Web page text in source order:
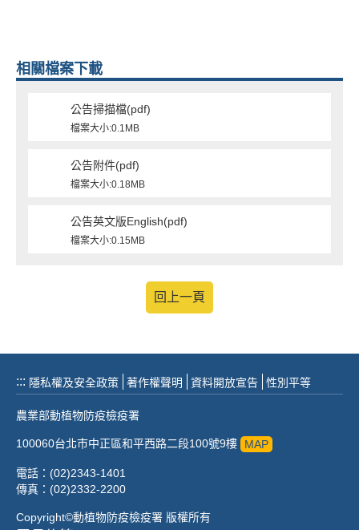
相關檔案下載
公告掃描檔(pdf)
檔案大小:0.1MB
公告附件(pdf)
檔案大小:0.18MB
公告英文版English(pdf)
檔案大小:0.15MB
回上一頁
::: 隱私權及安全政策 著作權聲明 資料開放宣告 性別平等
農業部動植物防疫檢疫署
100060台北市中正區和平西路二段100號9樓 MAP
電話：(02)2343-1401
傳真：(02)2332-2200
Copyright©動植物防疫檢疫署 版權所有